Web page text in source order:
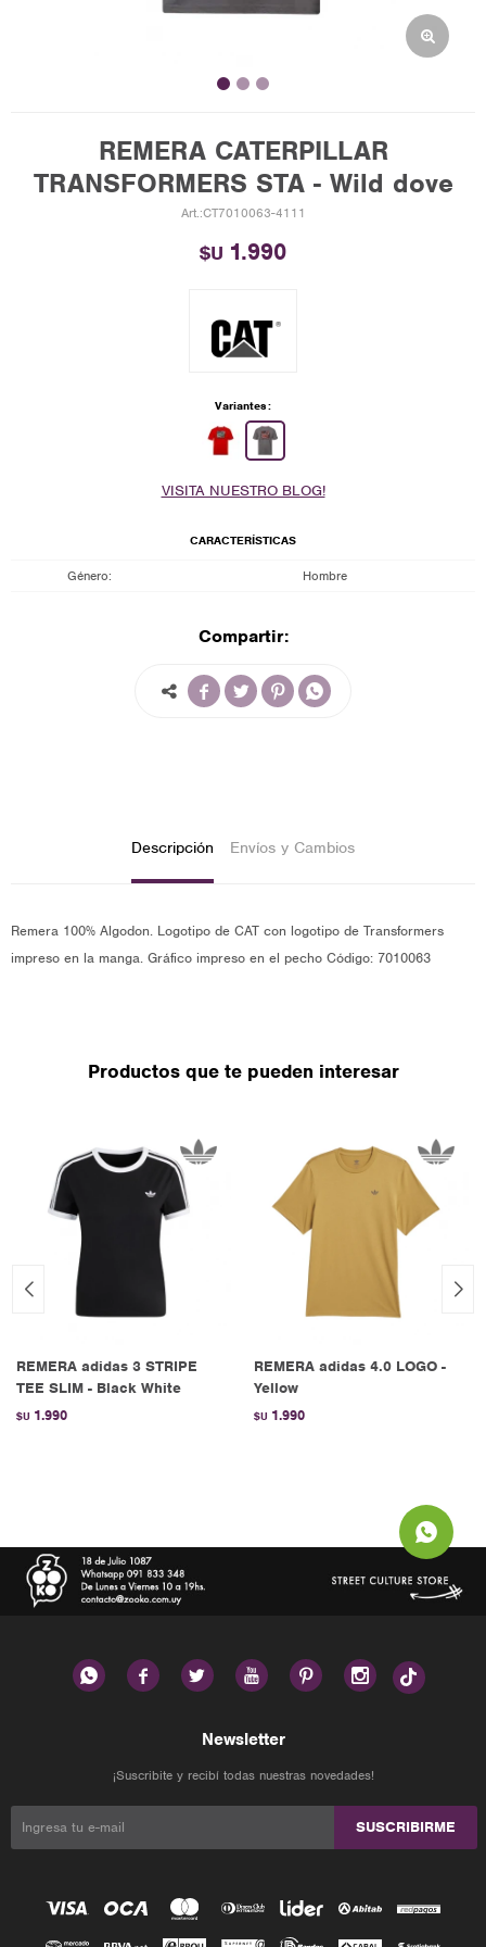
REMERA CATERPILLAR
TRANSFORMERS STA - Wild dove
CT7010063-4111
$U 1.990
Variantes:
VISITA NUESTRO BLOG!
CARACTERÍSTICAS
Género Hombre
Compartir:
   
Descripción Envíos y Cambios
Remera 100% Algodon. Logotipo de CAT con logotipo de Transformers
impreso en la manga. Gráfico impreso en el pecho Código: 7010063
Productos que te pueden interesar
REMERA adidas 3 STRIPE
TEE SLIM - Black White
$U 1.990
REMERA adidas 4.0 LOGO -
Yellow
$U 1.990
     
Newsletter
¡Suscribite y recibí todas nuestras novedades!
SUSCRIBIRME